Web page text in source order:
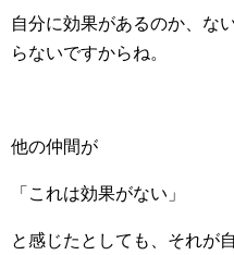
自分に効果があるのか、な
らないですからね。
他の仲間が
「これは効果がない」
と感じたとしても、それが